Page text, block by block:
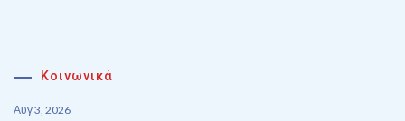
Κοινωνικά
Αυγ 3, 2026